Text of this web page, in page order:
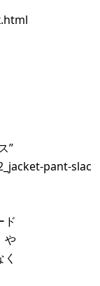
”
pant-slac
ド
や